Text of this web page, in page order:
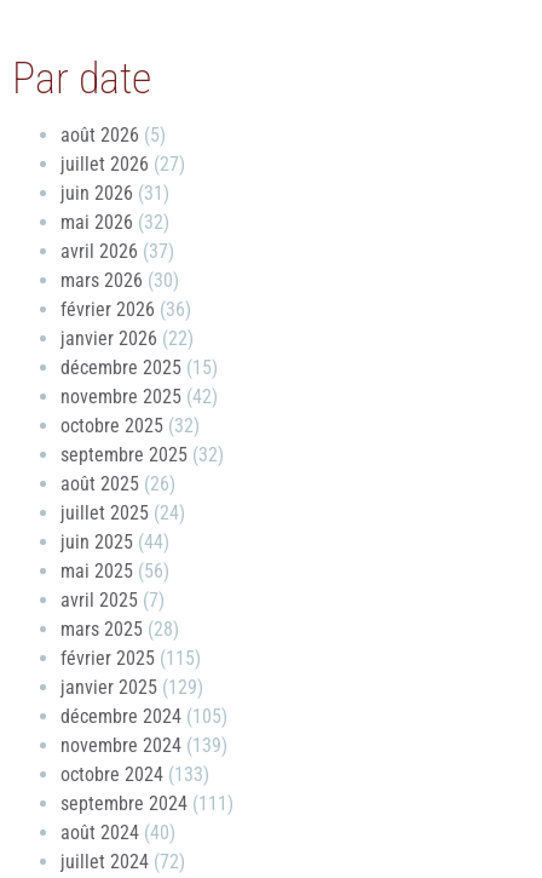
Par date
août 2026 (5)
juillet 2026 (27)
juin 2026 (31)
mai 2026 (32)
avril 2026 (37)
mars 2026 (30)
février 2026 (36)
janvier 2026 (22)
décembre 2025 (15)
novembre 2025 (42)
octobre 2025 (32)
septembre 2025 (32)
août 2025 (26)
juillet 2025 (24)
juin 2025 (44)
mai 2025 (56)
avril 2025 (7)
mars 2025 (28)
février 2025 (115)
janvier 2025 (129)
décembre 2024 (105)
novembre 2024 (139)
octobre 2024 (133)
septembre 2024 (111)
août 2024 (40)
juillet 2024 (72)